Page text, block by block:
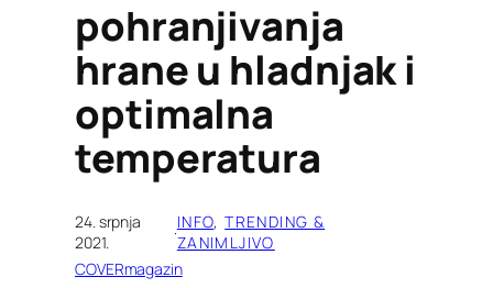
pohranjivanja
hrane u hladnjak i
optimalna
temperatura
24. srpnja
2021.
·INFO, TRENDING &
ZANIMLJIVO
COVERmagazin